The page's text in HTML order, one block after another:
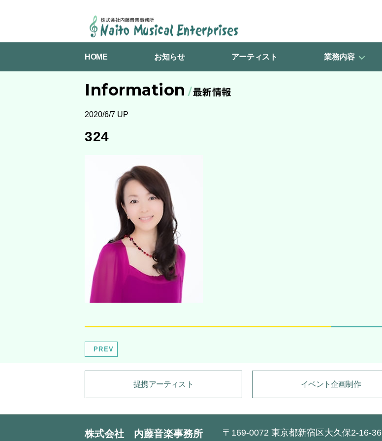
NAITO
ENTERPRISES
HOME お知らせ アーティスト 業務内容
Information 最新情報
2020/6/7 UP
324
PREV
提携アーティスト イベント企画制作
株式会社 内藤音楽事務所 〒169-0072 東京都新宿区大久保2-16-36